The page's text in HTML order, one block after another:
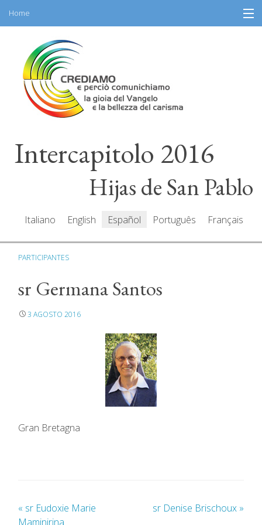
content
Home
Información
Programa
Participantes
Recursos
Intercapitolo 2016
Hijas de San Pablo
Italiano English Español Português Français
PARTICIPANTES
sr Germana Santos
3 AGOSTO 2016
Gran Bretagna
« sr Eudoxie Marie
Maminirina
sr Denise Brischoux »